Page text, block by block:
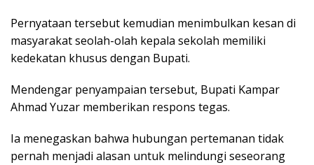
Pernyataan tersebut kemudian menimbulkan kesan di
masyarakat seolah-olah kepala sekolah memiliki
kedekatan khusus dengan Bupati.
Mendengar penyampaian tersebut, Bupati Kampar
Ahmad Yuzar memberikan respons tegas.
Ia menegaskan bahwa hubungan pertemanan tidak
pernah menjadi alasan untuk melindungi seseorang